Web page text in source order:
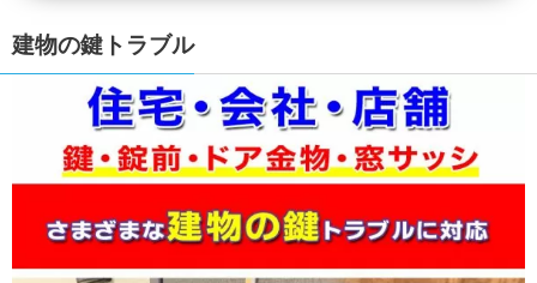
建物の鍵トラブル